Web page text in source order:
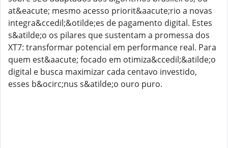
at&eacute; mesmo acesso priorit&aacute;rio a novas
integra&ccedil;&otilde;es de pagamento digital. Estes
s&atilde;o os pilares que sustentam a promessa dos
XT7: transformar potencial em performance real. Para
quem est&aacute; focado em otimiza&ccedil;&atilde;o
digital e busca maximizar cada centavo investido,
esses b&ocirc;nus s&atilde;o ouro puro.